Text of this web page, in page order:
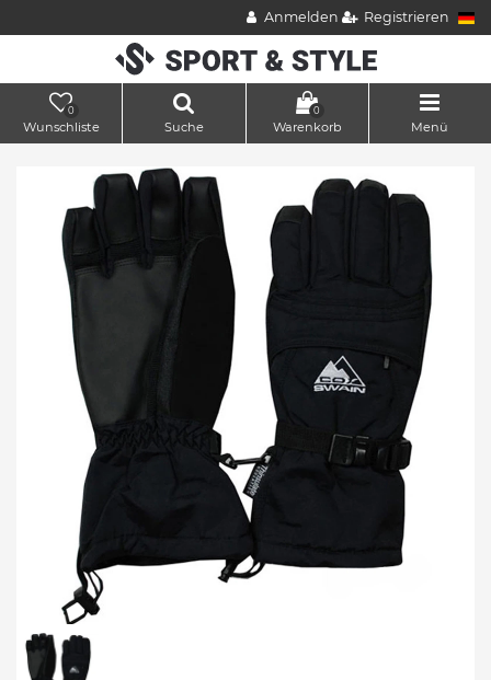
Anmelden Registrieren
0
Wunschliste Suche
0
Warenkorb Menü